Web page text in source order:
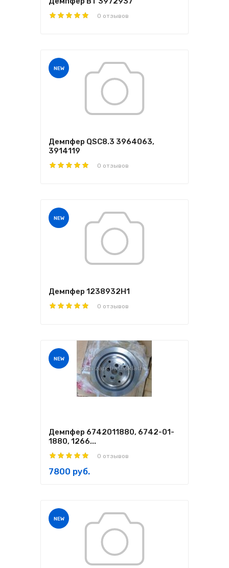
0 отзывов
NEW
Демпфер QSC8.3 3964063,
3914119
0 отзывов
NEW
Демпфер 1238932H1
0 отзывов
NEW
Демпфер 6742011880, 6742-01-
1880, 1266...
0 отзывов
7800 руб.
NEW